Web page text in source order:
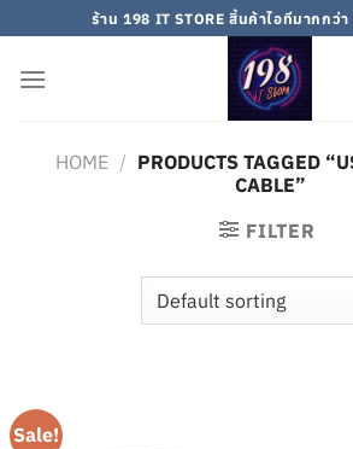
to
content
ร้าน 198 IT STORE สิ้นค้าไอทีมากกว่า
HOME / PRODUCTS TAGGED
CABLE”
FILTER
Sale!